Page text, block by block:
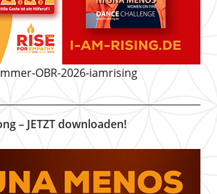
OBR-2026-iamrising
– JETZT downloaden!